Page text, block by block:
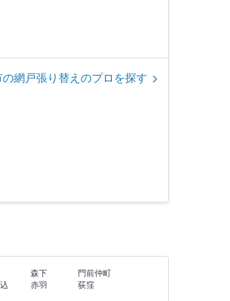
の網戸張り替えのプロを探す
森下
門前仲町
赤羽
荻窪